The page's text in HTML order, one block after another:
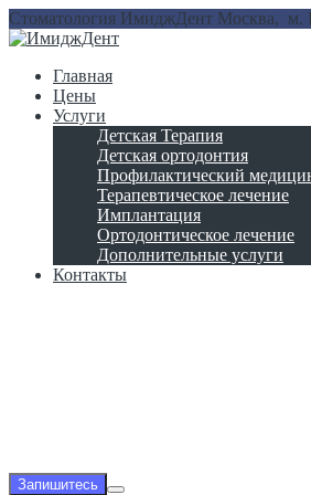
Стоматология ИмиджДент Москва, м.
Главная
Цены
Услуги
Детская Терапия
Детская ортодонтия
Профилактический
Терапевтическое лечение
Имплантация
Ортодонтическое лечение
Дополнительные услуги
Контакты
Запишитесь